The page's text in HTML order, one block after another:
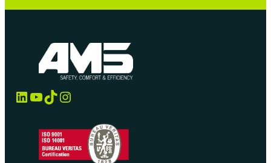
LinkedIn YouTube TikTok Instagram